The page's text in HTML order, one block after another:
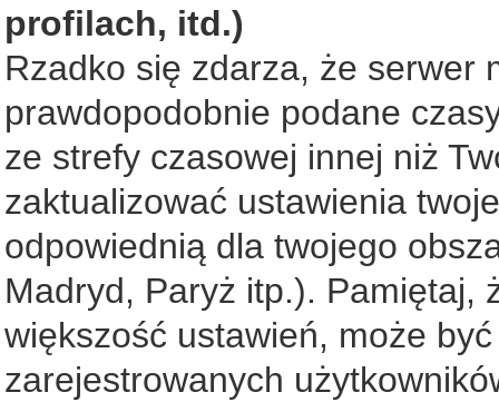
profilach, itd.)
Rzadko się zdarza, że serwer
prawdopodobnie podane
ze strefy czasowej innej niż
zaktualizować ustawienia
odpowiednią dla twojego
Madryd, Paryż itp.). Pamiętaj,
większość ustawień, może
zarejestrowanych